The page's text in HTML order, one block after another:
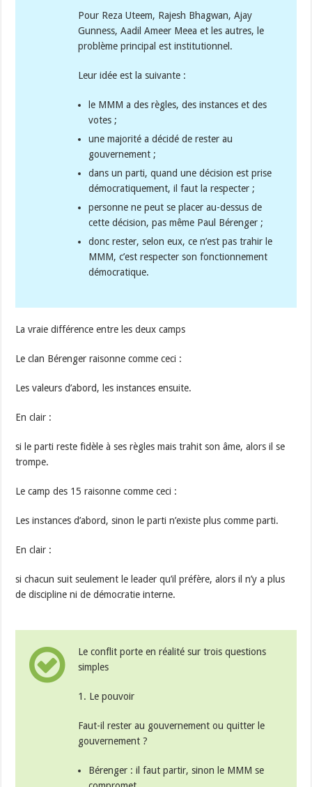
Pour Reza Uteem, Rajesh Bhagwan, Ajay
Gunness, Aadil Ameer Meea et les autres, le
problème principal est institutionnel.
Leur idée est la suivante :
le MMM a des règles, des instances et des
votes ;
une majorité a décidé de rester au
gouvernement ;
dans un parti, quand une décision est prise
démocratiquement, il faut la respecter ;
personne ne peut se placer au-dessus de
cette décision, pas même Paul Bérenger ;
donc rester, selon eux, ce n’est pas trahir le
MMM, c’est respecter son fonctionnement
démocratique.
La vraie différence entre les deux camps
Le clan Bérenger raisonne comme ceci :
Les valeurs d’abord, les instances ensuite.
En clair :
si le parti reste fidèle à ses règles mais trahit son âme, alors il se
trompe.
Le camp des 15 raisonne comme ceci :
Les instances d’abord, sinon le parti n’existe plus comme parti.
En clair :
si chacun suit seulement le leader qu’il préfère, alors il n’y a plus
de discipline ni de démocratie interne.
Le conflit porte en réalité sur trois questions
simples
1. Le pouvoir
Faut-il rester au gouvernement ou quitter le
gouvernement ?
Bérenger : il faut partir, sinon le MMM se